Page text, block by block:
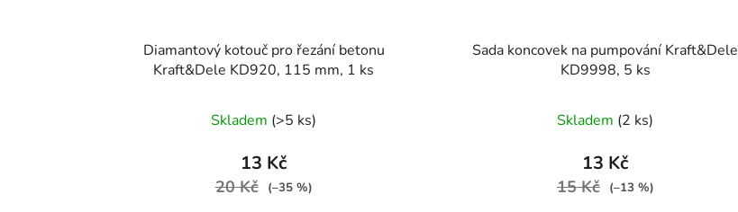
Diamantový kotouč pro řezání betonu
Kraft&Dele KD920, 115 mm, 1 ks
Skladem (>5 ks)
13 Kč
20 Kč (–35 %)
Sada koncovek na pumpování Kraft&Dele
KD9998, 5 ks
Skladem (2 ks)
13 Kč
15 Kč (–13 %)